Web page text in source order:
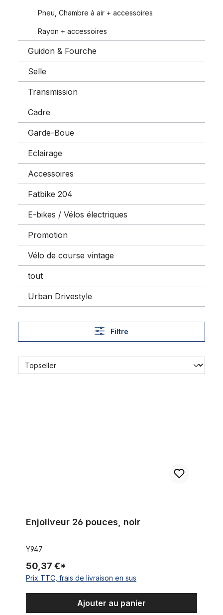
Pneu, Chambre à air + accessoires
Rayon + accessoires
Guidon & Fourche
Selle
Transmission
Cadre
Garde-Boue
Eclairage
Accessoires
Fatbike 204
E-bikes / Vélos électriques
Promotion
Vélo de course vintage
tout
Urban Drivestyle
Filtre
Enjoliveur 26 pouces, noir
Y947
50,37 €*
Prix TTC, frais de livraison en sus
Ajouter au panier